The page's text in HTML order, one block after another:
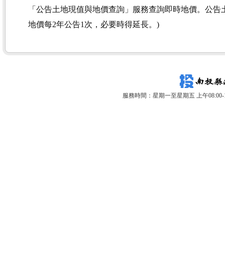
「公告土地現值與地價查詢」服務查詢即時地價。公
地價每2年公告1次，必要時得延長。)
服務時間：星期一至星期五 上午